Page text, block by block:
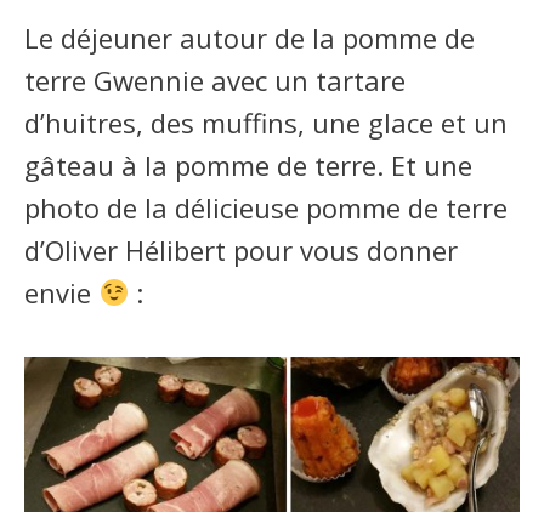
Le déjeuner autour de la pomme de
terre Gwennie avec un tartare
d’huitres, des muffins, une glace et un
gâteau à la pomme de terre. Et une
photo de la délicieuse pomme de terre
d’Oliver Hélibert pour vous donner
envie
: